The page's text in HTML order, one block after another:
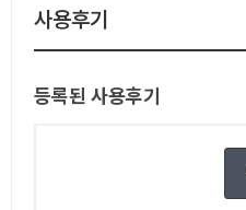
사용후기
등록된 사용후기